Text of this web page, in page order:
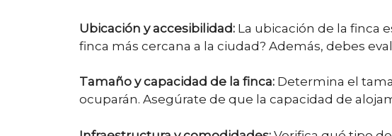
Ubicación y accesibilidad: La ubicación de la finca
finca más cercana a la ciudad? Además, debes
Tamaño y capacidad de la finca: Determina el
ocuparán. Asegúrate de que la capacidad de